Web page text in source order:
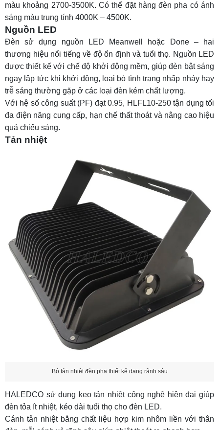
màu khoảng 2700-3500K. Có thể đặt hàng đèn pha có ánh
sáng màu trung tính 4000K – 4500K.
Nguồn LED
Đèn sử dụng nguồn LED Meanwell hoặc Done – hai
thương hiệu nổi tiếng về độ ổn định và tuổi thọ. Nguồn LED
được thiết kế với chế độ khởi động mềm, giúp đèn bật sáng
ngay lập tức khi khởi động, loại bỏ tình trạng nhấp nháy hay
trễ sáng thường gặp ở các loại đèn kém chất lượng.
Với hệ số công suất (PF) đạt 0.95, HLFL10-250 tận dụng tối
đa điện năng cung cấp, hạn chế thất thoát và nâng cao hiệu
quả chiếu sáng.
Tản nhiệt
Bộ tản nhiệt đèn pha thiết kế dạng rãnh sâu
HALEDCO sử dụng keo tản nhiệt công nghệ hiện đại giúp
đèn tỏa ít nhiệt, kéo dài tuổi thọ cho đèn LED.
Cánh tản nhiệt bằng chất liệu hợp kim nhôm liền với thân